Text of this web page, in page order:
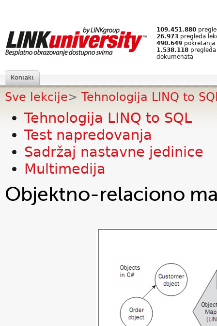
109.451.880
26.973 pregleda
490.649 pokretanja
1.538.118
dokumenata
Kontakt
Sve lekcije>Tehnologija LINQ to
Tehnologija LINQ to SQL
Test napredovanja
Sadržaj nastavne jedinice
Multimedija
Objektno-relaciono